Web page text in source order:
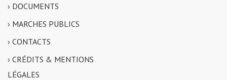
› DOCUMENTS
› MARCHES PUBLICS
› CONTACTS
› CRÉDITS & MENTIONS
LÉGALES